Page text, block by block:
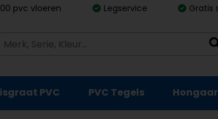
pvc vloeren Legservice Gratis
PVC PVC Tegels